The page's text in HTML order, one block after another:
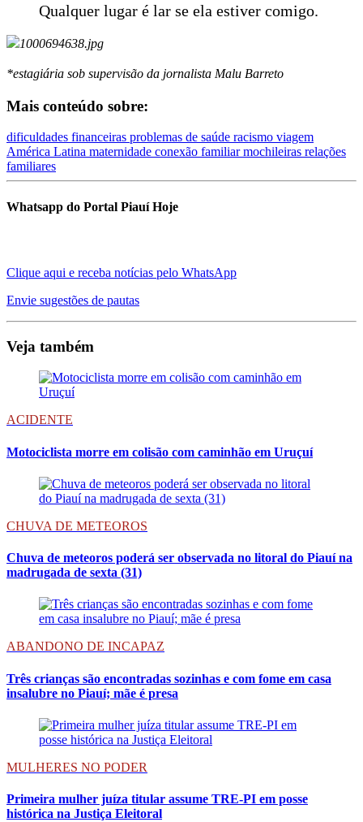
Qualquer lugar é lar se ela estiver comigo.
*estagiária sob supervisão da jornalista Malu Barreto
Mais conteúdo sobre:
dificuldades financeiras problemas de saúde racismo viagem
América Latina maternidade conexão familiarmochileiras relações
familiares
Whatsapp do Portal Piauí Hoje
Clique aqui e receba notícias pelo WhatsApp
Envie sugestões de pautas
Veja também
ACIDENTE
Motociclista morre em colisão com caminhão em Uruçuí
CHUVA DE METEOROS
Chuva de meteoros poderá ser observada no litoral do Piauí na
madrugada de sexta (31)
ABANDONO DE INCAPAZ
Três crianças são encontradas sozinhas e com fome em casa
insalubre no Piauí; mãe é presa
MULHERES NO PODER
Primeira mulher juíza titular assume TRE-PI em posse
histórica na Justiça Eleitoral